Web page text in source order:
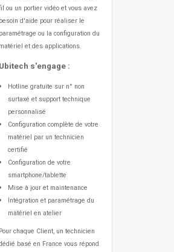
ou un portier vidéo et vous avez
besoin d'aide pour réaliser le
paramétrage ou la configuration du
matériel et des applications.
Ubitech s'engage :
Hotline gratuite sur n° non
surtaxé et support technique
personnalisé
Configuration complète de votre
matériel par un technicien
certifié
Configuration de votre
smartphone/tablette
Mise à jour et maintenance
Intégration et paramétrage du
matériel en atelier
Pour chaque Client, un technicien
basé en France vous répond